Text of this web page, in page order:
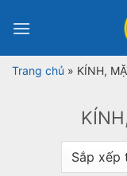
qua
dungTrang chủ » KÍNH,